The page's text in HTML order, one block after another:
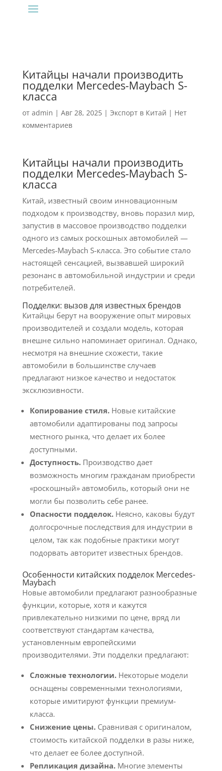
Китайцы начали производить
подделки Mercedes-Maybach S-
класса
от admin | Авг 28, 2025| Экспорт в Китай | Нет
комментариев
Китайцы начали производить
подделки Mercedes-Maybach S-
класса
Китай, известный своим инновационным
подходом к производству, вновь поразил мир,
запустив в массовое производство подделки
одного из самых роскошных автомобилей —
Mercedes-Maybach S-класса. Это событие стало
настоящей сенсацией, вызвавшей широкий
резонанс в автомобильной индустрии и среди
потребителей.
Подделки: вызов для известных брендов
Китайцы берут на вооружение опыт мировых
производителей и создали модель, которая
внешне сильно напоминает оригинал. Однако,
несмотря на внешние схожести, такие
автомобили в большинстве случаев
предлагают низкое качество и недостаток
эксклюзивности.
Копирование стиля.Новые китайские
автомобили адаптированы под запросы
местного рынка, что делает их более
доступными.
Доступность.Производство дает
возможность многим гражданам приобрести
«роскошный» автомобиль, который они не
могли бы позволить себе ранее.
Опасности подделок.Неясно, каковы будут
долгосрочные последствия для индустрии в
целом, так как подобные практики могут
подорвать авторитет известных брендов.
Особенности китайских подделок Mercedes-
Maybach
Новые автомобили предлагают разнообразные
функции, которые, хотя и кажутся
привлекательно низкими по цене, вряд ли
соответствуют стандартам качества,
установленным европейскими
производителями. Эти подделки предлагают:
Сложные технологии.Некоторые модели
оснащены современными технологиями,
которые имитируют функции премиум-
класса.
Снижение цены.Сравнивая с оригиналом,
стоимость китайской подделки в разы ниже,
что делает ее более доступной.
Репликация дизайна.Многие элементы